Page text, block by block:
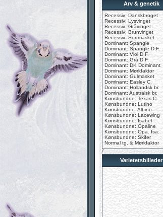
Arv & genetik
Recessiv: Danskbroget
Recessiv: Lysvinget
Recessiv: Gråvinget
Recessiv: Brunvinget
Recessiv: Sortmasket
Dominant: Spangle
Dominant: Spangle D.F.
Dominant: Viol D.F.
Dominant: Grå D.F.
Dominant: DK Dominant
Dominant: Mørkfaktor
Dominant: Gulmasket
Dominant: Easley C.
Dominant: Hollandsk br.
Dominant: Australsk br.
Kønsbundne: Texas C.
Kønsbundne: Lutino
Kønsbundne: Albino
Kønsbundne: Lacewing
Kønsbundne: Isabel
Kønsbundne: Opaline
Kønsbundne: Opa. Isa.
Kønsbundne: Skifer
Normal tg. & Mørkfaktor
Varietetsbilleder